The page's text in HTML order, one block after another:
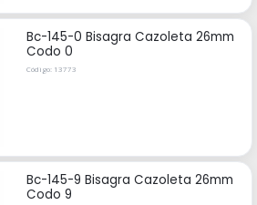
Bc-145-0 Bisagra Cazoleta 26mm
Codo 0
Código: 13773
Bc-145-9 Bisagra Cazoleta 26mm
Codo 9